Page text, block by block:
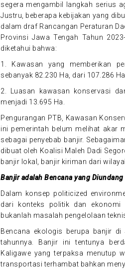
segera mengambil langkah serius
Justru, beberapa kebijakan yang
dalam draf Rancangan Peraturan
Provinsi Jawa Tengah Tahun
diketahui bahwa:
1. Kawasan yang memberikan
sebanyak 82.230 Ha, dari 107.286
2. Luasan kawasan konservasi
menjadi 13.695 Ha.
Pengurangan PTB, Kawasan
ini pemerintah belum melihat akar
sebagai penyebab banjir.
dibuat oleh Koalisi Maleh Dadi
banjir lokal, banjir kiriman dari
Banjir adalah Bencana yang Diundang
Dalam konsep politicized
dari konteks politik dan ekonomi
bukanlah masalah pengelolaan
Bencana ekologis berupa banjir
tahunnya. Banjir ini tentunya
Kaligawe yang terpaksa menutup
transportasi terhambat bahkan